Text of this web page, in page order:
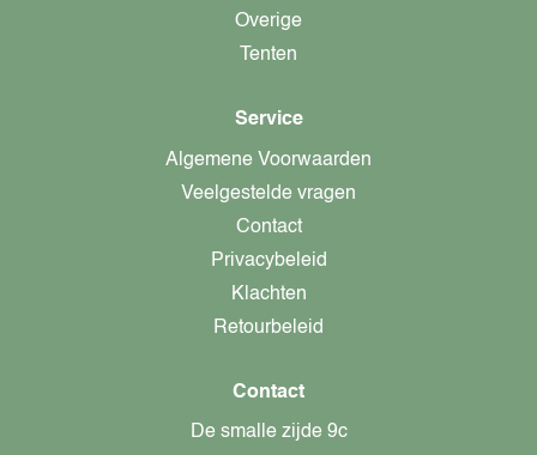
Overige
Tenten
Service
Algemene Voorwaarden
Veelgestelde vragen
Contact
Privacybeleid
Klachten
Retourbeleid
Contact
De smalle zijde 9c